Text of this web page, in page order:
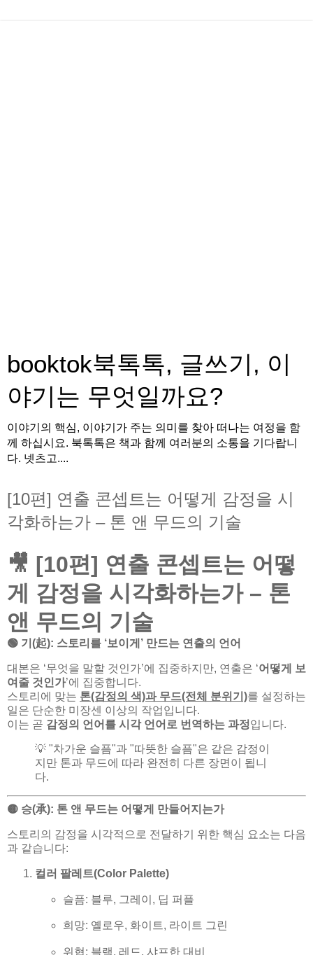
booktok북톡톡, 글쓰기, 이
야기는 무엇일까요?
이야기의 핵심, 이야기가 주는 의미를 찾아 떠나는 여정을 함
께 하십시요. 북톡톡은 책과 함께 여러분의 소통을 기다랍니
다. 넷츠고....
[10편] 연출 콘셉트는 어떻게 감정을 시
각화하는가 – 톤 앤 무드의 기술
🎥 [10편] 연출 콘셉트는 어떻
게 감정을 시각화하는가 – 톤
앤 무드의 기술
🟢 기(起): 스토리를 ‘보이게’ 만드는 연출의 언어
대본은 ‘무엇을 말할 것인가’에 집중하지만, 연출은 ‘어떻게 보
여줄 것인가’에 집중합니다.
스토리에 맞는 톤(감정의 색)과 무드(전체 분위기)를 설정하는
일은 단순한 미장센 이상의 작업입니다.
이는 곧 감정의 언어를 시각 언어로 번역하는 과정입니다.
💡 "차가운 슬픔"과 "따뜻한 슬픔"은 같은 감정이
지만 톤과 무드에 따라 완전히 다른 장면이 됩니
다.
🟡 승(承): 톤 앤 무드는 어떻게 만들어지는가
스토리의 감정을 시각적으로 전달하기 위한 핵심 요소는 다음
과 같습니다:
컬러 팔레트(Color Palette)
슬픔: 블루, 그레이, 딥 퍼플
희망: 옐로우, 화이트, 라이트 그린
위협: 블랙, 레드, 샤프한 대비